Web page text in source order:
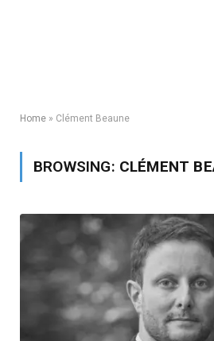
Home » Clément Beaune
BROWSING: CLÉMENT